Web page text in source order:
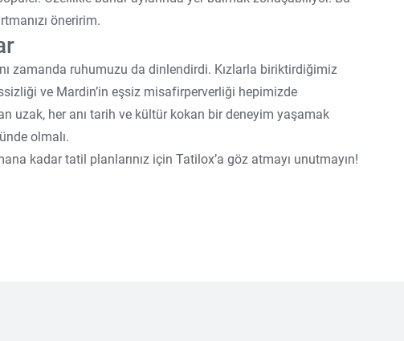
öneririm.
zamanda ruhumuzu da dinlendirdi. Kızlarla biriktirdiğimiz
ve Mardin’in eşsiz misafirperverliği hepimizde
uzak, her anı tarih ve kültür kokan bir deneyim yaşamak
olmalı.
kadar tatil planlarınız için Tatilox’a göz atmayı unutmayın!